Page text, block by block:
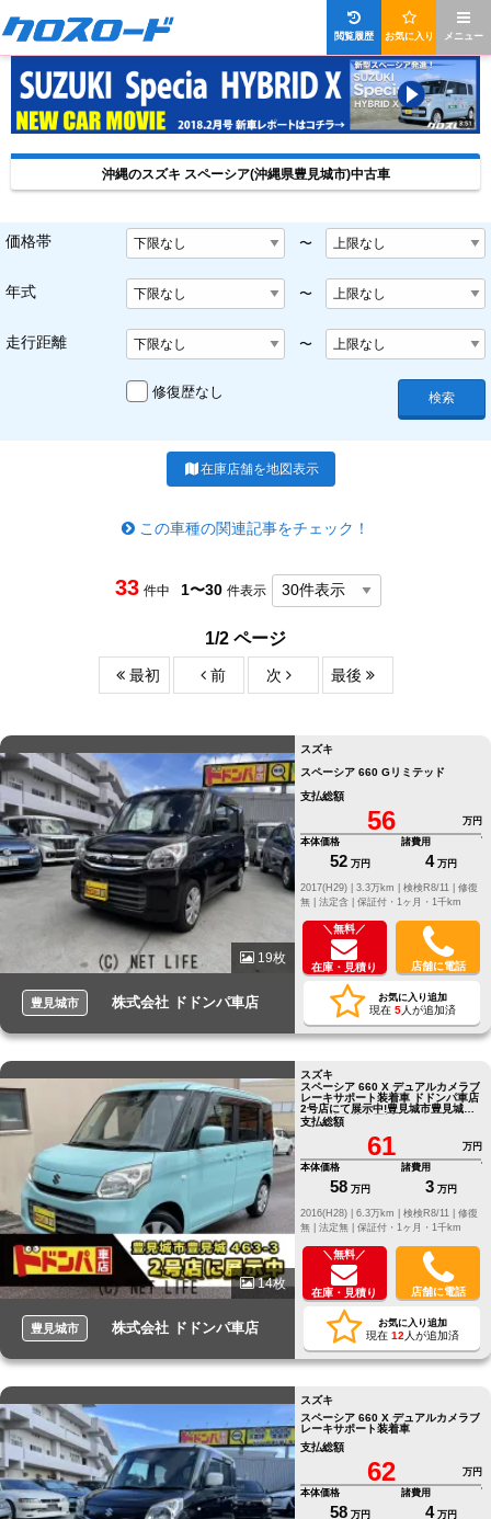
メニュー
お気に入り
閲覧履歴
沖縄のスズキ スペーシア(沖縄県豊見城市)中古車
価格帯 〜
年式 〜
走行距離 〜
修復歴なし 検索
在庫店舗を地図表示
この車種の関連記事をチェック！
33 件中 1〜30 件表示
1/2 ページ
最初 前 次 最後
19枚
豊見城市 株式会社 ドドンパ車店
スズキ
スペーシア 660 Gリミテッド
支払総額
56
万円
本体価格
52 万円
諸費用
4 万円
修復
無 | 法定含 | 保証付・1ヶ月・1千km
＼無料／
在庫・見積り 店舗に電話
お気に入り追加
現在 5人が追加済
14枚
豊見城市 株式会社 ドドンパ車店
スズキ
スペーシア 660 X デュアルカメラブ
レーキサポート装着車 ドドンパ車店
2号店にて展示中!豊見城市豊見城
463‐3海軍壕公園近く!TEL098-996-
1611
支払総額
61
万円
本体価格
58 万円
諸費用
3 万円
修復
無 | 法定無 | 保証付・1ヶ月・1千km
＼無料／
在庫・見積り 店舗に電話
お気に入り追加
現在 12 人が追加済
スズキ
スペーシア 660 X デュアルカメラブ
レーキサポート装着車
支払総額
62
万円
本体価格
58 万円
諸費用
4 万円